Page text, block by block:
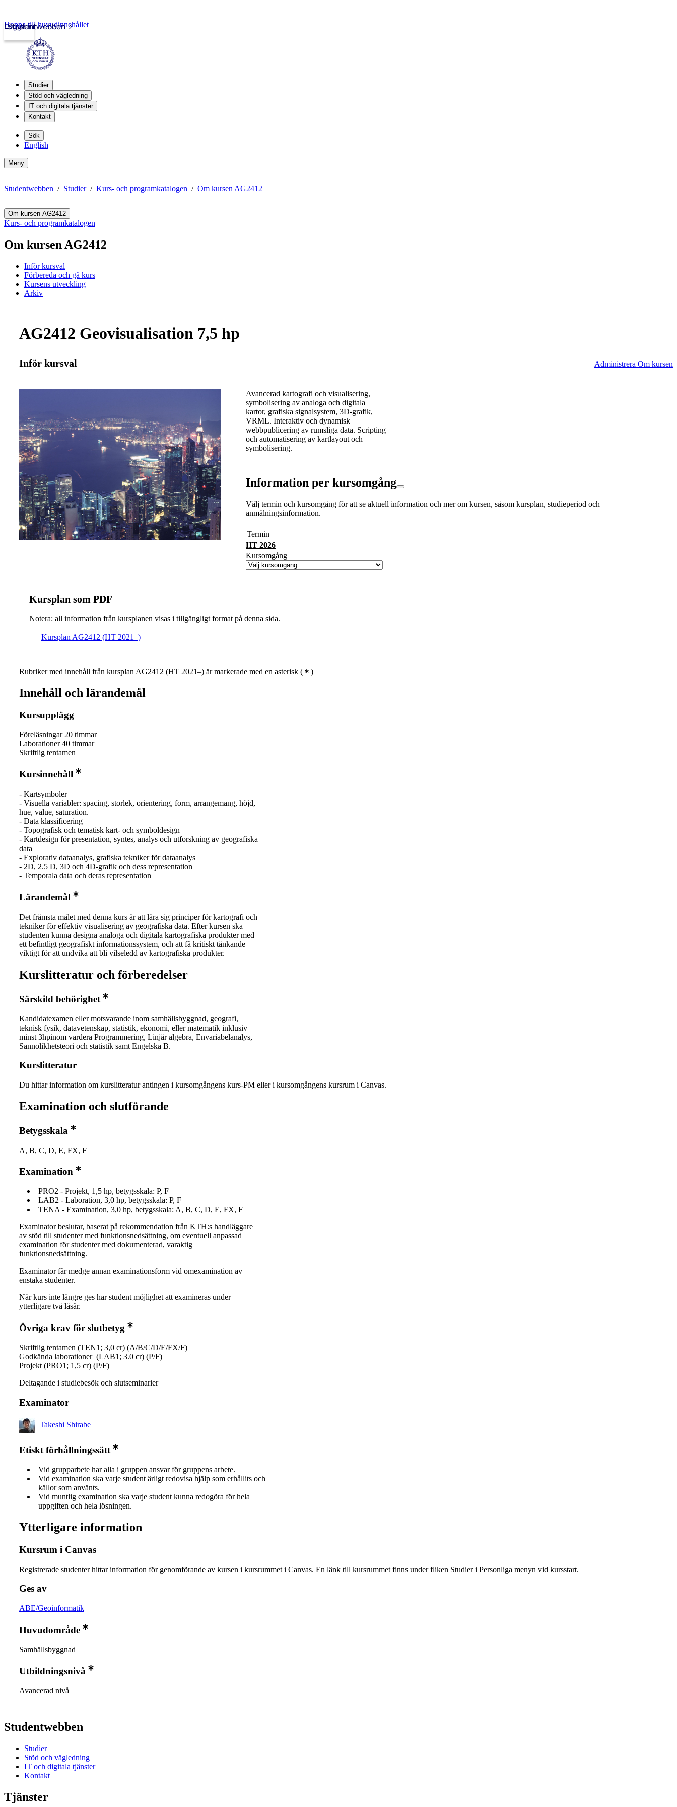
Studentwebben
Logga in
Hoppa till huvudinnehållet
Studier
Stöd och vägledning
IT och digitala tjänster
Kontakt
Sök
English
Meny
Studentwebben Studier Kurs- och programkatalogen Om kursen AG2412
Om kursen AG2412
Kurs- och programkatalogen
Om kursen AG2412
Inför kursval
Förbereda och gå kurs
Kursens utveckling
Arkiv
AG2412 Geovisualisation 7,5 hp
Inför kursval Administrera Om kursen
Avancerad kartografi och visualisering,
symbolisering av analoga och digitala
kartor, grafiska signalsystem, 3D-grafik,
VRML. Interaktiv och dynamisk
webbpublicering av rumsliga data. Scripting
och automatisering av kartlayout och
symbolisering.
Information per kursomgång
Välj termin och kursomgång för att se aktuell information och mer om kursen, såsom kursplan, studieperiod och
anmälningsinformation.
Termin
HT 2026
Kursomgång
Kursplan som PDF
Notera: all information från kursplanen visas i tillgängligt format på denna sida.
Kursplan AG2412 (HT 2021–)
Rubriker med innehåll från kursplan AG2412 (HT 2021–) är markerade med en asterisk ( )
Innehåll och lärandemål
Kursupplägg
Föreläsningar 20 timmar
Laborationer 40 timmar
Skriftlig tentamen
Kursinnehåll
- Kartsymboler
- Visuella variabler: spacing, storlek, orientering, form, arrangemang, höjd,
hue, value, saturation.
- Data klassificering
- Topografisk och tematisk kart- och symboldesign
- Kartdesign för presentation, syntes, analys och utforskning av geografiska
data
- Explorativ dataanalys, grafiska tekniker för dataanalys
- 2D, 2.5 D, 3D och 4D-grafik och dess representation
- Temporala data och deras representation
Lärandemål
Det främsta målet med denna kurs är att lära sig principer för kartografi och
tekniker för effektiv visualisering av geografiska data. Efter kursen ska
studenten kunna designa analoga och digitala kartografiska produkter med
ett befintligt geografiskt informationssystem, och att få kritiskt tänkande
viktigt för att undvika att bli vilseledd av kartografiska produkter.
Kurslitteratur och förberedelser
Särskild behörighet
Kandidatexamen eller motsvarande inom samhällsbyggnad, geografi,
teknisk fysik, datavetenskap, statistik, ekonomi, eller matematik inklusiv
minst 3hpinom vardera Programmering, Linjär algebra, Envariabelanalys,
Sannolikhetsteori och statistik samt Engelska B.
Kurslitteratur
Du hittar information om kurslitteratur antingen i kursomgångens kurs-PM eller i kursomgångens kursrum i Canvas.
Examination och slutförande
Betygsskala
A, B, C, D, E, FX, F
Examination
PRO2 - Projekt, 1,5 hp, betygsskala: P, F
LAB2 - Laboration, 3,0 hp, betygsskala: P, F
TENA - Examination, 3,0 hp, betygsskala: A, B, C, D, E, FX, F
Examinator beslutar, baserat på rekommendation från KTH:s handläggare
av stöd till studenter med funktionsnedsättning, om eventuell anpassad
examination för studenter med dokumenterad, varaktig
funktionsnedsättning.
Examinator får medge annan examinationsform vid omexamination av
enstaka studenter.
När kurs inte längre ges har student möjlighet att examineras under
ytterligare två läsår.
Övriga krav för slutbetyg
Skriftlig tentamen (TEN1; 3,0 cr) (A/B/C/D/E/FX/F)
Godkända laborationer (LAB1; 3.0 cr) (P/F)
Projekt (PRO1; 1,5 cr) (P/F)
Deltagande i studiebesök och slutseminarier
Examinator
Takeshi Shirabe
Etiskt förhållningssätt
Vid grupparbete har alla i gruppen ansvar för gruppens arbete.
Vid examination ska varje student ärligt redovisa hjälp som erhållits och
källor som använts.
Vid muntlig examination ska varje student kunna redogöra för hela
uppgiften och hela lösningen.
Ytterligare information
Kursrum i Canvas
Registrerade studenter hittar information för genomförande av kursen i kursrummet i Canvas. En länk till kursrummet finns under fliken Studier i Personliga menyn vid kursstart.
Ges av
ABE/Geoinformatik
Huvudområde
Samhällsbyggnad
Utbildningsnivå
Avancerad nivå
Studentwebben
Studier
Stöd och vägledning
IT och digitala tjänster
Kontakt
Tjänster